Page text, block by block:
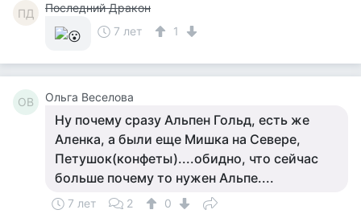
ПД
Последний Дракон
7 лет
1
ОВ Ольга Веселова
Ну почему сразу Альпен Гольд, есть же
Аленка, а были еще Мишка на Севере,
Петушок(конфеты)....обидно, что сейчас
больше почему то нужен Альпе....
7 лет 2 0